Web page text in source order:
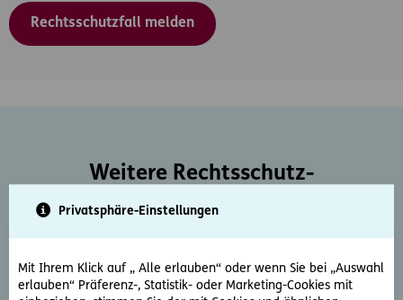
Privatsphäre-Einstellungen
Mit Ihrem Klick auf „ Alle erlauben“ oder wenn Sie bei „Auswahl
erlauben“ Präferenz-, Statistik- oder Marketing-Cookies mit
Rechtsschutzfall melden
Weitere Rechtsschutz-
Serviceleistungen